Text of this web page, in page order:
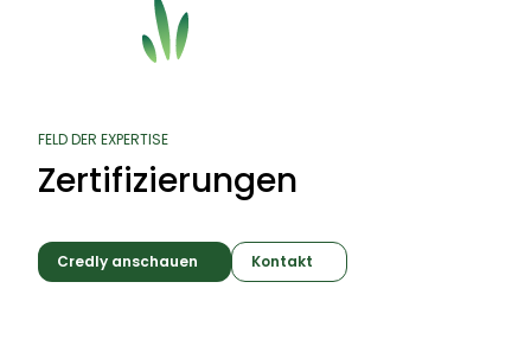
FELD DER EXPERTISE
Zertifizierungen
Credly anschauen Kontakt